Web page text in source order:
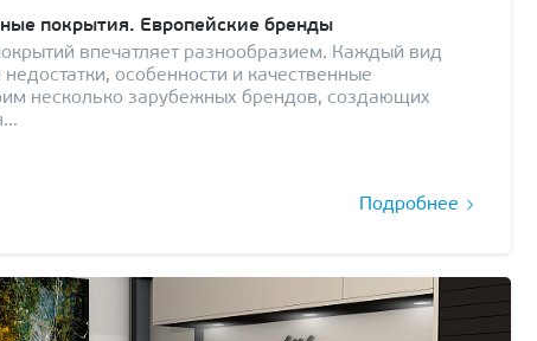
покрытия. Европейские бренды
впечатляет разнообразием. Каждый вид
особенности и качественные
несколько зарубежных брендов, создающих
Подробнее